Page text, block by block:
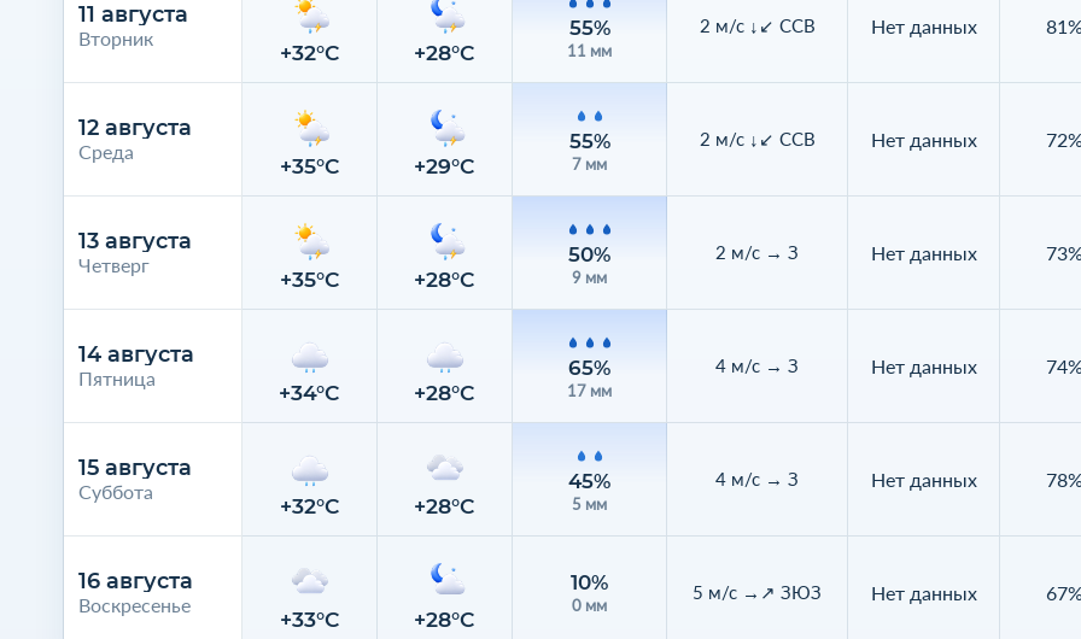
11 августа
Вторник
12 августа
Среда
13 августа
Четверг
14 августа
Пятница
15 августа
Суббота
16 августа
Воскресенье
+32°C +28°C
55%
11 мм
2 м/с ↓↙ ССВ Нет данных 81%
+35°C +29°C
55%
7 мм
2 м/с ↓↙ ССВ Нет данных 72%
+35°C +28°C
50%
9 мм
2 м/с → З Нет данных 73%
+34°C +28°C
65%
17 мм
4 м/с → З Нет данных 74%
+32°C +28°C
45%
5 мм
4 м/с → З Нет данных 78%
+33°C +28°C
10%
0 мм
5 м/с →↗ ЗЮЗ Нет данных 67%